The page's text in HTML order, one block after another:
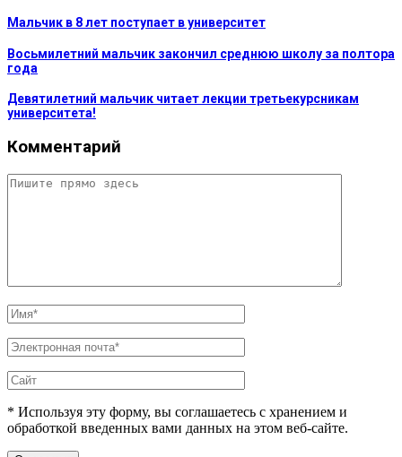
Мальчик в 8 лет поступает в университет
Восьмилетний мальчик закончил среднюю школу за полтора
года
Девятилетний мальчик читает лекции третьекурсникам
университета!
Комментарий
* Используя эту форму, вы соглашаетесь с хранением и
обработкой введенных вами данных на этом веб-сайте.